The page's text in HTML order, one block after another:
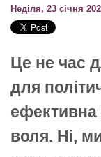
Неділя, 23 січня
Це не час
для
ефективна
воля. Ні,